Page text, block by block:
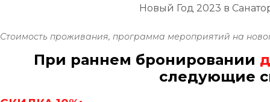
Новый Год 2023 в
Стоимость проживания, программа мероприятий на
При раннем бронировании
следующие